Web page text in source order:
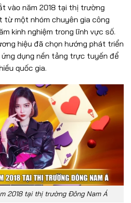
vào năm 2018 tại thị trường
từ một nhóm chuyên gia công
kinh nghiệm trong lĩnh vực số.
hiệu đã chọn hướng phát triển
dụng nền tảng trực tuyến để
quốc gia.
2018 tại thị trường Đông Nam Á